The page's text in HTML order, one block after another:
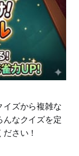
イズから複雑な
なクイズを定
さい！